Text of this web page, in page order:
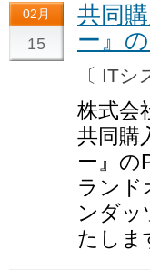
02月
15
共同
ー』
〔 IT
株式会
共同購
ー』の
ランド
ンダ
たしま